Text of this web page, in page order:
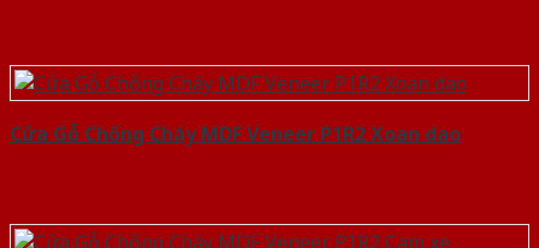
Cửa Gỗ Chống Cháy MDF Veneer P1R2 Xoan dao